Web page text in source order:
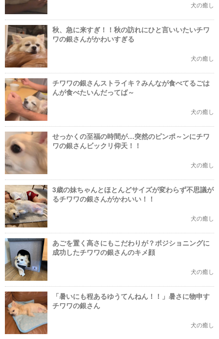
犬の癒し
秋、急に来すぎ！！秋の訪れにひと言いいたいチワ
ワの銀さんがかわいすぎる
犬の癒し
チワワの銀さんストライキ？みんなが食べてるごは
んが食べたいんだってば～
犬の癒し
せっかくの至福の時間が…突然のピンポ～ンにチワ
ワの銀さんビックリ仰天！！
犬の癒し
3歳の妹ちゃんとほとんどサイズが変わらず不思議が
るチワワの銀さんがかわいい！！
犬の癒し
あごを置く高さにもこだわりが？ポジショニングに
成功したチワワの銀さんのキメ顔
犬の癒し
「暑いにも程あるゆうてんねん！！」暑さに物申す
チワワの銀さん
犬の癒し